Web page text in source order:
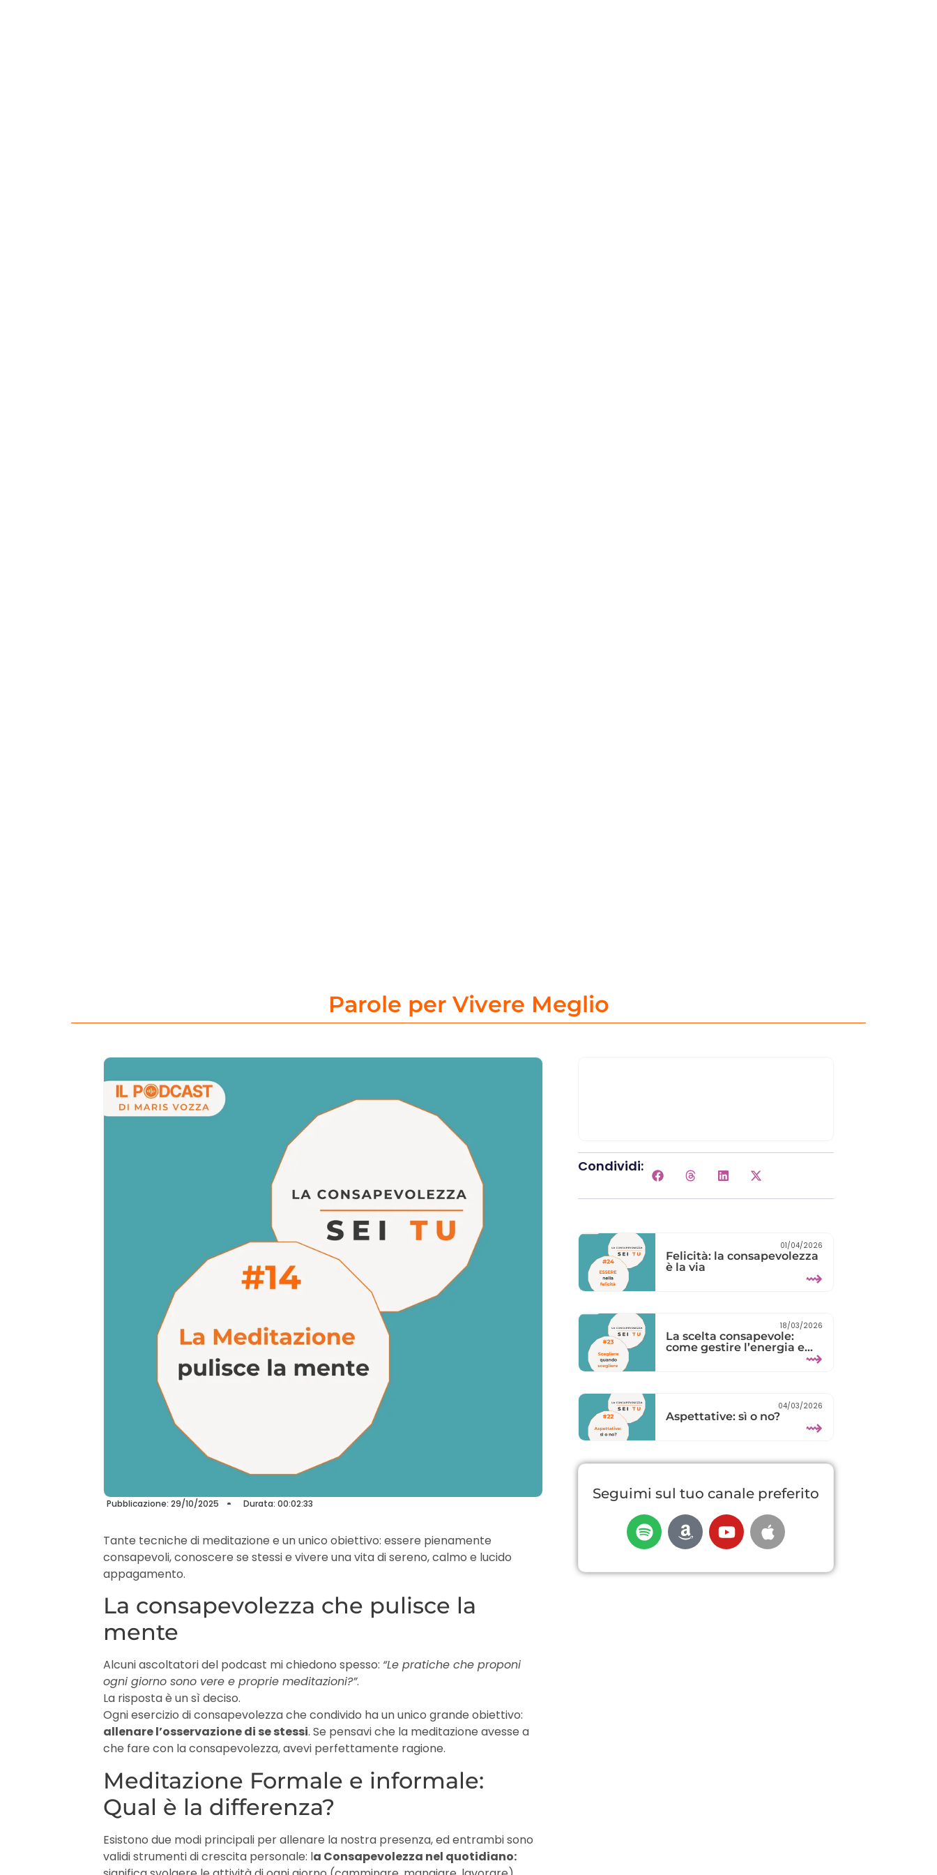
Parole per Vivere Meglio
Pubblicazione: 29/10/2025 Durata: 00:02:33
Tante tecniche di meditazione e un unico obiettivo: essere pienamente
consapevoli, conoscere se stessi e vivere una vita di sereno, calmo e lucido
appagamento.
La consapevolezza che pulisce la
mente
Alcuni ascoltatori del podcast mi chiedono spesso: “Le pratiche che proponi
ogni giorno sono vere e proprie meditazioni?”.
La risposta è un sì deciso.
Ogni esercizio di consapevolezza che condivido ha un unico grande obiettivo:
allenare l’osservazione di se stessi. Se pensavi che la meditazione avesse a
che fare con la consapevolezza, avevi perfettamente ragione.
Meditazione Formale e informale:
Qual è la differenza?
Esistono due modi principali per allenare la nostra presenza, ed entrambi sono
validi strumenti di crescita personale: la Consapevolezza nel quotidiano:
Condividi:
01/04/2026
Felicità: la consapevolezza
è la via
⇝
18/03/2026
La scelta consapevole:
come gestire l’energia e⇝
04/03/2026
Aspettative: sì o no? ⇝
Seguimi sul tuo canale preferito